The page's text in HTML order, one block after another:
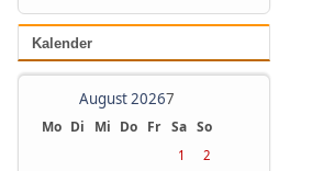
Kalender
August 20267
Mo Di Mi Do Fr Sa So
1
2